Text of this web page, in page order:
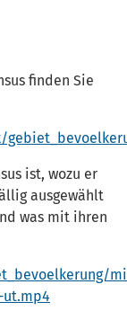
finden Sie
ist, wozu er
ausgewählt
was mit ihren
ut.mp4